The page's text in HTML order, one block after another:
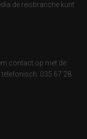
de reisbranche kunt
contact op met de
telefonisch: 035 67 28